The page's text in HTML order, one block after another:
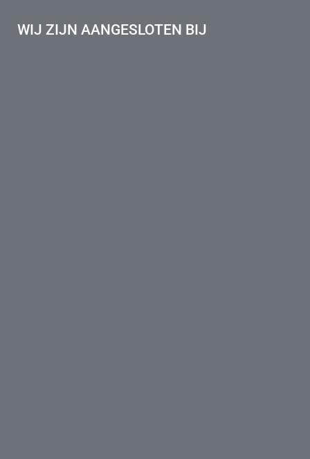
WIJ ZIJN AANGESLOTEN BIJ